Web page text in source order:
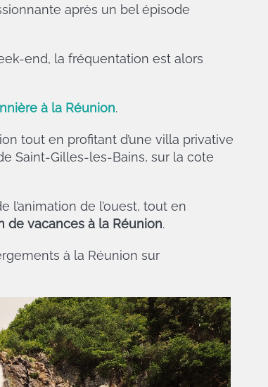
après un bel épisode
end, la fréquentation est alors
à la Réunion.
tout en profitant d’une villa privative
Saint-Gilles-les-Bains, sur la cote
l’animation de l’ouest, tout en
de vacances à la Réunion.
à la Réunion sur